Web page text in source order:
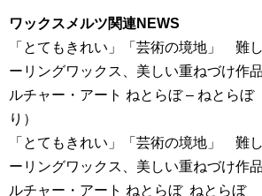
ワックスメルツ関連NEWS
「とてもきれい」「芸術の境地」 難
ーリングワックス、美しい重ねづけ作
ルチャー・アート ねとらぼ – ねとらぼ
り）
「とてもきれい」「芸術の境地」 難
ーリングワックス、美しい重ねづけ作
ルチャー・アート ねとらぼ ねとらぼ